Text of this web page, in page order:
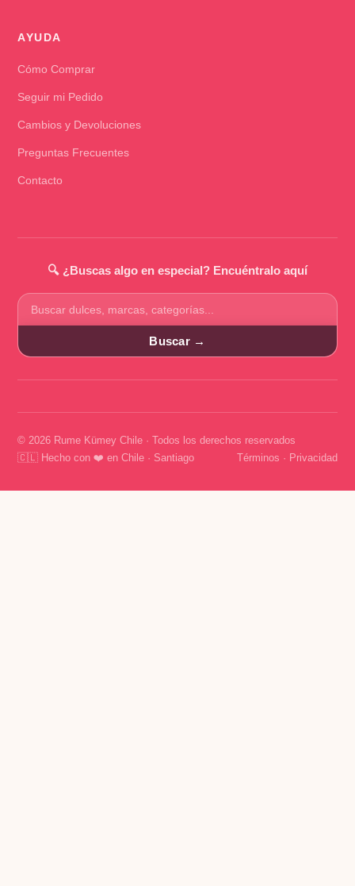
AYUDA
Cómo Comprar
Seguir mi Pedido
Cambios y Devoluciones
Preguntas Frecuentes
Contacto
🔍 ¿Buscas algo en especial? Encuéntralo aquí
Buscar
productos
Buscar →
© 2026 Rume Kümey Chile · Todos los derechos reservados
🇨🇱 Hecho con ❤️ en Chile · Santiago
Términos · Privacidad